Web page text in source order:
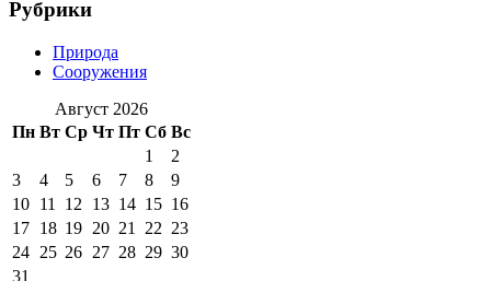
Рубрики
Природа
Сооружения
Август 2026
Пн Вт Ср Чт Пт Сб Вс
1
2
3
4 5 6 7 8
9
10 11 12 13 14 15 16
17 18 19 20 21 22 23
24 25 26 27 28 29 30
31